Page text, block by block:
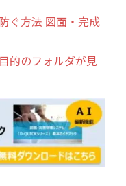
ぐ方法 図面・完成
的のフォルダが見